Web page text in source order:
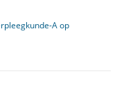
A op